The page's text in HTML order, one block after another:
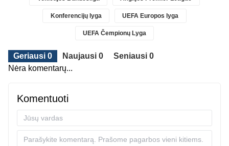
Konferencijų lyga UEFA Europos lyga
UEFA Čempionų Lyga
Geriausi 0 Naujausi 0
Seniausi 0
Nėra komentarų...
Komentuoti